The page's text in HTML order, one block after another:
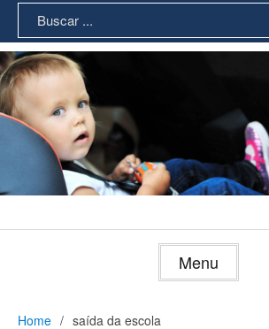
content
Search
for:
Menu
Home saída da escola